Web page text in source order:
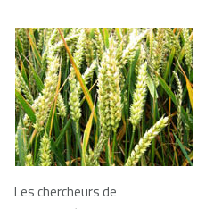
Les chercheurs de